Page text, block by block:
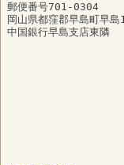
郵便番号701-0304
岡山県都窪郡早島町早島
中国銀行早島支店東隣